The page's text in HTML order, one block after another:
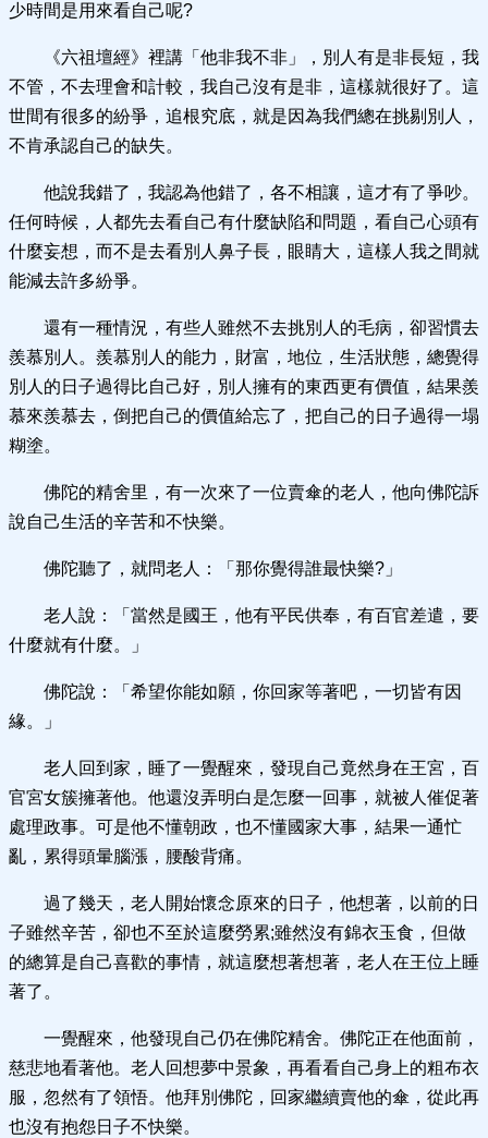
少時間是用來看自己呢?
《六祖壇經》裡講「他非我不非」，別人有是非長短，我
不管，不去理會和計較，我自己沒有是非，這樣就很好了。這
世間有很多的紛爭，追根究底，就是因為我們總在挑剔別人，
不肯承認自己的缺失。
他說我錯了，我認為他錯了，各不相讓，這才有了爭吵。
任何時候，人都先去看自己有什麼缺陷和問題，看自己心頭有
什麼妄想，而不是去看別人鼻子長，眼睛大，這樣人我之間就
能減去許多紛爭。
還有一種情況，有些人雖然不去挑別人的毛病，卻習慣去
羨慕別人。羨慕別人的能力，財富，地位，生活狀態，總覺得
別人的日子過得比自己好，別人擁有的東西更有價值，結果羨
慕來羨慕去，倒把自己的價值給忘了，把自己的日子過得一塌
糊塗。
佛陀的精舍里，有一次來了一位賣傘的老人，他向佛陀訴
說自己生活的辛苦和不快樂。
佛陀聽了，就問老人：「那你覺得誰最快樂?」
老人說：「當然是國王，他有平民供奉，有百官差遣，要
什麼就有什麼。」
佛陀說：「希望你能如願，你回家等著吧，一切皆有因
緣。」
老人回到家，睡了一覺醒來，發現自己竟然身在王宮，百
官宮女簇擁著他。他還沒弄明白是怎麼一回事，就被人催促著
處理政事。可是他不懂朝政，也不懂國家大事，結果一通忙
亂，累得頭暈腦漲，腰酸背痛。
過了幾天，老人開始懷念原來的日子，他想著，以前的日
子雖然辛苦，卻也不至於這麼勞累;雖然沒有錦衣玉食，但做
的總算是自己喜歡的事情，就這麼想著想著，老人在王位上睡
著了。
一覺醒來，他發現自己仍在佛陀精舍。佛陀正在他面前，
慈悲地看著他。老人回想夢中景象，再看看自己身上的粗布衣
服，忽然有了領悟。他拜別佛陀，回家繼續賣他的傘，從此再
也沒有抱怨日子不快樂。